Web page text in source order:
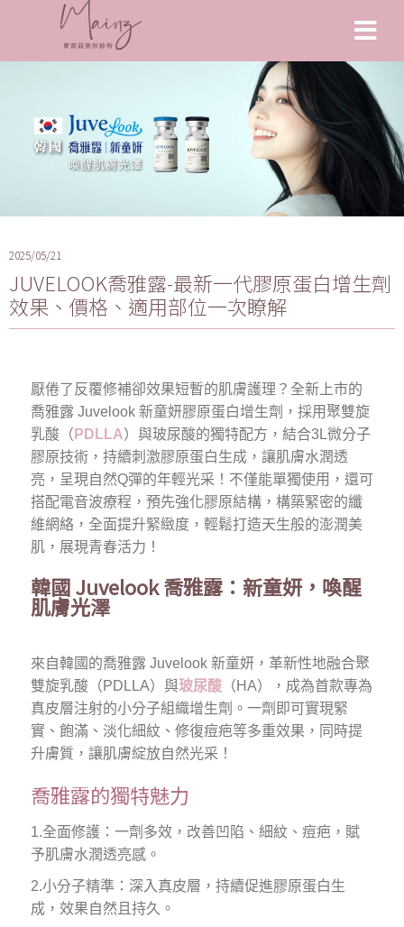
2025/05/21
JUVELOOK喬雅露-最新一代膠原蛋白增生劑
效果、價格、適用部位一次瞭解
厭倦了反覆修補卻效果短暫的肌膚護理？全新上市的
喬雅露 Juvelook 新童妍膠原蛋白增生劑，採用聚雙旋
乳酸（ PDLLA）與玻尿酸的獨特配方，結合3L微分子
膠原技術，持續刺激膠原蛋白生成，讓肌膚水潤透
亮，呈現自然Q彈的年輕光采！不僅能單獨使用，還可
搭配電音波療程，預先強化膠原結構，構築緊密的纖
維網絡，全面提升緊緻度，輕鬆打造天生般的澎潤美
肌，展現青春活力！
韓國 Juvelook 喬雅露：新童妍，喚醒
肌膚光澤
來自韓國的喬雅露 Juvelook 新童妍，革新性地融合聚
雙旋乳酸（PDLLA）與玻尿酸 （HA），成為首款專為
真皮層注射的小分子組織增生劑。一劑即可實現緊
實、飽滿、淡化細紋、修復痘疤等多重效果，同時提
升膚質，讓肌膚綻放自然光采！
喬雅露的獨特魅力
1.全面修護：一劑多效，改善凹陷、細紋、痘疤，賦
予肌膚水潤透亮感。
2.小分子精準：深入真皮層，持續促進膠原蛋白生
成，效果自然且持久。